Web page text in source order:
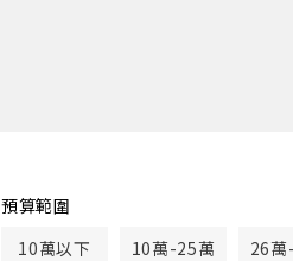
預算範圍
10萬以下
10萬-25萬 26